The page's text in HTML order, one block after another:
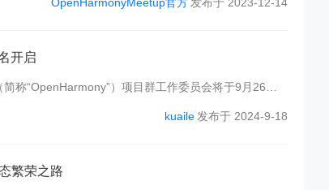
开启
称“OpenHarmony”）项目群工作委员会将于9月26日
kuaile 发布于 2024-9-18
繁荣之路